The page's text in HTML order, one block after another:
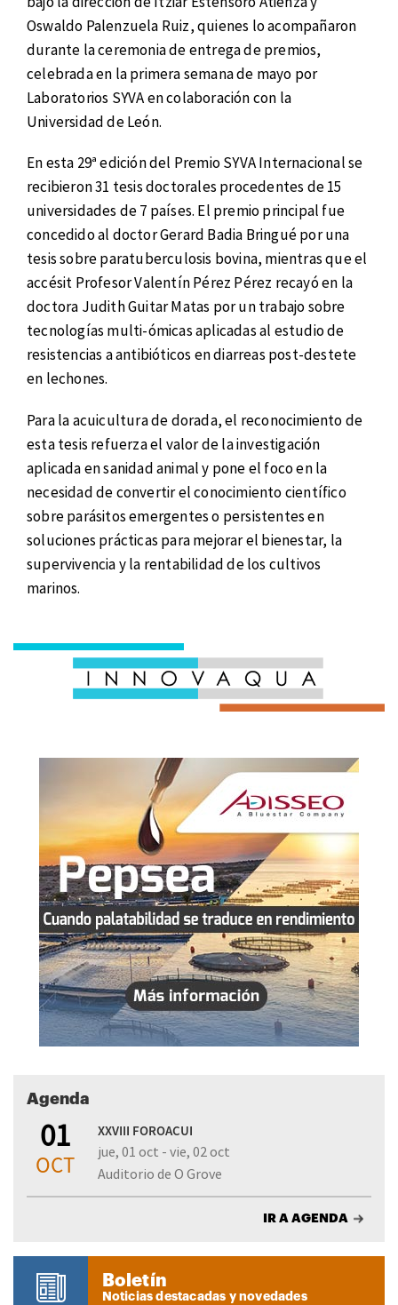
Oswaldo Palenzuela Ruiz, quienes lo acompañaron
durante la ceremonia de entrega de premios,
celebrada en la primera semana de mayo por
Laboratorios SYVA en colaboración con la
Universidad de León.
En esta 29ª edición del Premio SYVA Internacional se
recibieron 31 tesis doctorales procedentes de 15
universidades de 7 países. El premio principal fue
concedido al doctor Gerard Badia Bringué por una
tesis sobre paratuberculosis bovina, mientras que el
accésit Profesor Valentín Pérez Pérez recayó en la
doctora Judith Guitar Matas por un trabajo sobre
tecnologías multi-ómicas aplicadas al estudio de
resistencias a antibióticos en diarreas post-destete
en lechones.
Para la acuicultura de dorada, el reconocimiento de
esta tesis refuerza el valor de la investigación
aplicada en sanidad animal y pone el foco en la
necesidad de convertir el conocimiento científico
sobre parásitos emergentes o persistentes en
soluciones prácticas para mejorar el bienestar, la
supervivencia y la rentabilidad de los cultivos
marinos.
Agenda
01
OCT
XXVIII FOROACUI
jue, 01 oct - vie, 02 oct
Auditorio de O Grove
IR A AGENDA
Boletín
Noticias destacadas y novedades